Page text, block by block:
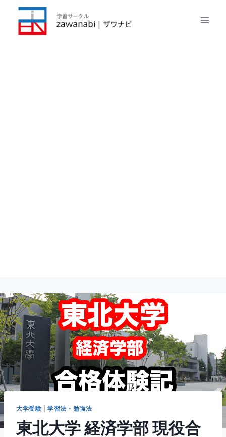
大学受験 |学習法・勉強法
東北大学 経済学部 現役合